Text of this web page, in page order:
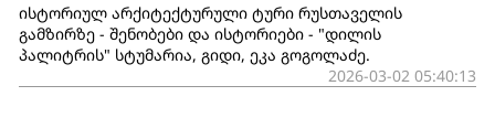
ისტორიულ არქიტექტურული ტური რუსთაველის
გამზირზე - შენობები და ისტორიები - "დილის
პალიტრის" სტუმარია, გიდი, ეკა გოგოლაძე.
2026-03-02 05:40:13